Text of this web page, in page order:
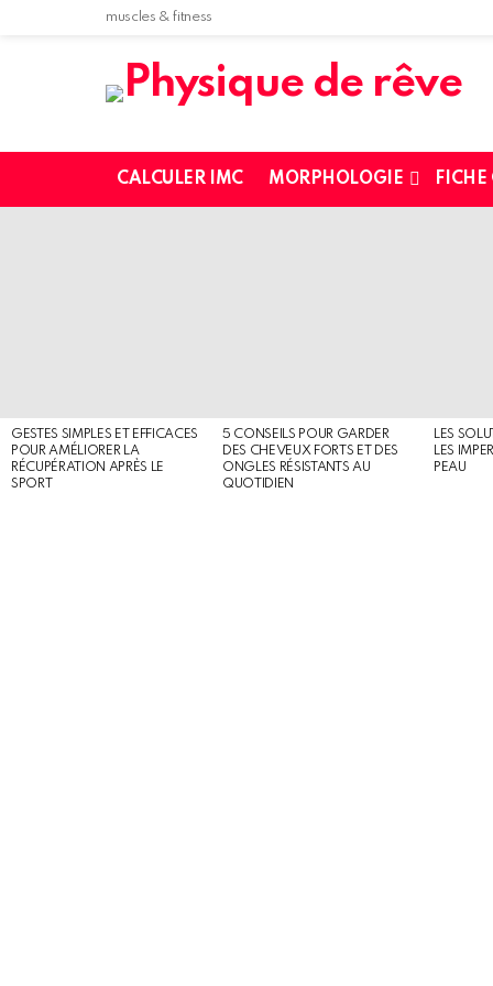
muscles & fitness
CALCULER IMC MORPHOLOGIE FICHE
GESTES SIMPLES ET EFFICACES
POUR AMÉLIORER LA
RÉCUPÉRATION APRÈS LE
SPORT
5 CONSEILS POUR GARDER
DES CHEVEUX FORTS ET DES
ONGLES RÉSISTANTS AU
QUOTIDIEN
LES
LES
PEAU